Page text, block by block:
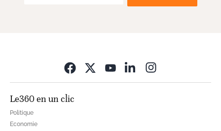
Le360 en un clic
Politique
Economie